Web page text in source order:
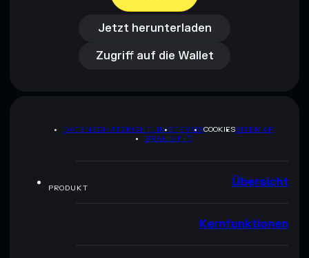
Jetzt herunterladen
Zugriff auf die Wallet
Zugriff auf die Wallet
DATENSCHUTZRICHTLINIETERMSCOOKIESSITEMAP
BRAND-KIT
PRODUKT Übersicht
Kernfunktionen